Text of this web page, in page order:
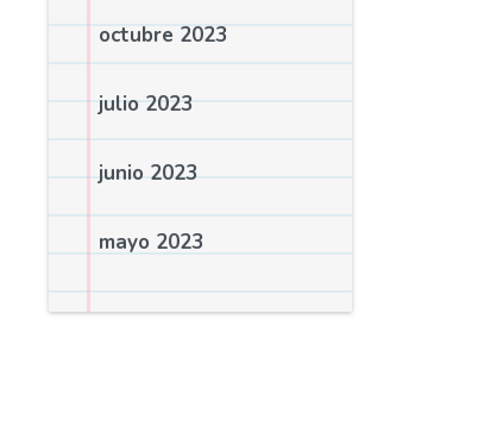
octubre 2023
julio 2023
junio 2023
mayo 2023